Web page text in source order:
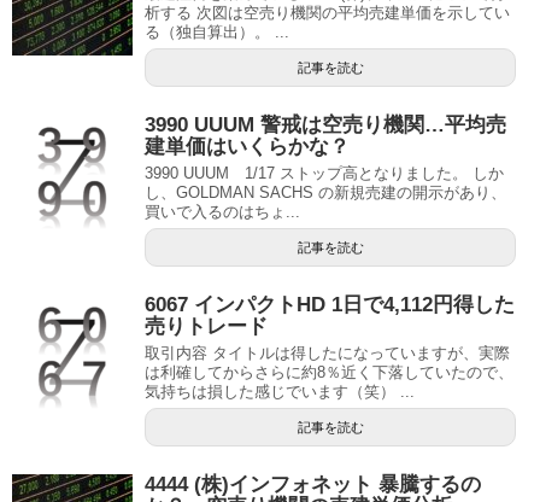
析する 次図は空売り機関の平均売建単価を示してい
る（独自算出）。 ...
記事を読む
3990 UUUM 警戒は空売り機関…平均売
建単価はいくらかな？
3990 UUUM 1/17 ストップ高となりました。 しか
し、GOLDMAN SACHS の新規売建の開示があり、
買いで入るのはちょ...
記事を読む
6067 インパクトHD 1日で4,112円得した
売りトレード
取引内容 タイトルは得したになっていますが、実際
は利確してからさらに約8％近く下落していたので、
気持ちは損した感じでいます（笑） ...
記事を読む
4444 (株)インフォネット 暴騰するの